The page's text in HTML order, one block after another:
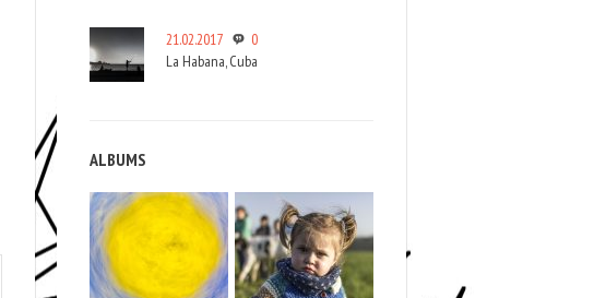
21.02.2017
0
La Habana, Cuba
ALBUMS